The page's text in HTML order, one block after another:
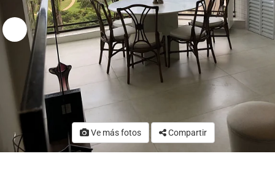
Ve más fotos Compartir